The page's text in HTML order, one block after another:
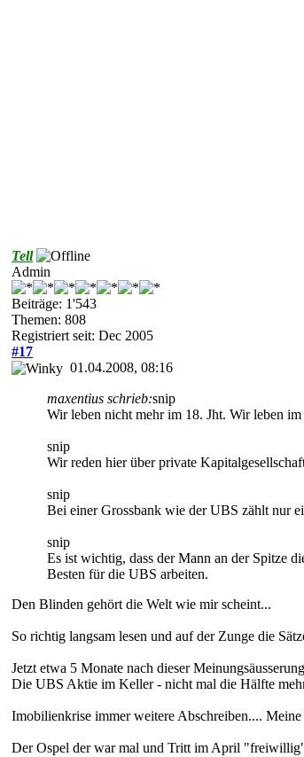
Tell
Admin
Beiträge: 1'543
Themen: 808
Registriert seit: Dec 2005
#17
01.04.2008, 08:16
maxentius schrieb:snip
Wir leben nicht mehr im 18. Jht. Wir leben
snip
Wir reden hier über private
snip
Bei einer Grossbank wie der UBS zählt nur
snip
Es ist wichtig, dass der Mann an der Spitze
Besten für die UBS arbeiten.
Den Blinden gehört die Welt wie mir scheint...
So richtig langsam lesen und auf der Zunge die
Jetzt etwa 5 Monate nach dieser
Die UBS Aktie im Keller - nicht mal die Hälfte
Imobilienkrise immer weitere Abschreiben....
Der Ospel der war mal und Tritt im April